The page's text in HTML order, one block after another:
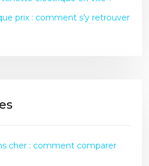
prix : comment s’y retrouver
cher : comment comparer